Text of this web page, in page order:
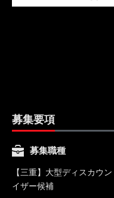
募集要項
募集職種
【三重】大型ディスカウ
イザー候補